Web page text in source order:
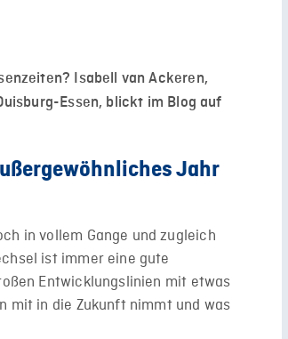
Isabell van Ackeren,
Essen, blickt im Blog auf
Jahr
in vollem Gange und zugleich
ist immer eine gute
Entwicklungslinien mit etwas
mit in die Zukunft nimmt und was